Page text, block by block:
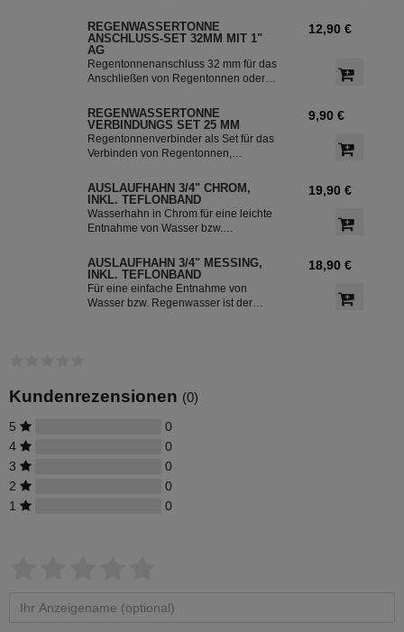
besonders einfach.
Set ermöglicht eine effiziente Nutzung
des Regenwassers und ist einfach zu
installieren. Damit können Sie bis zu
85 % des anfallenden Regenwassers
sammeln und in Ihre Regentonne
REGENWASSERTONNE
ANSCHLUSS-SET 32MM MIT 1"
AG
Regentonnenanschluss 32 mm für das
Anschließen von Regentonnen oder
Schlauchdurchmesser von 32 mm.
12,90 €
REGENWASSERTONNE
VERBINDUNGS SET 25 MM
Regentonnenverbinder als Set für das
Verbinden von Regentonnen,
Regenwassertank mit einem
Schlauchdurchmesser von 25 mm
9,90 €
AUSLAUFHAHN 3/4" CHROM,
INKL. TEFLONBAND
Wasserhahn in Chrom für eine leichte
Entnahme von Wasser bzw.
Der Absperrhahn hat ein 3/4 Zoll
Außengewinde für eine einfache
Montage an der Regenwassertonne.
Das Teflonband dichtete das Gewinde
19,90 €
AUSLAUFHAHN 3/4" MESSING,
INKL. TEFLONBAND
Für eine einfache Entnahme von
Wasser bzw. Regenwasser ist der
Lieferumfang enthalten.
18,90 €
Kundenrezensionen (0)
5
0
4
0
3
0
2
0
1
0